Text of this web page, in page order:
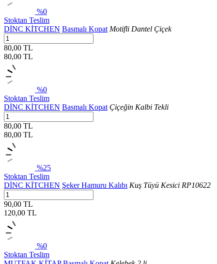
%0
Stoktan Teslim
DİNC KİTCHEN Basmalı Kopat Motifli Dantel Çiçek
80,00 TL
80,00 TL
%0
Stoktan Teslim
DİNC KİTCHEN Basmalı Kopat Çiçeğin Kalbi Tekli
80,00 TL
80,00 TL
%25
Stoktan Teslim
DİNC KİTCHEN Şeker Hamuru Kalıbı Kuş Tüyü Kesici RP10622
90,00 TL
120,00 TL
%0
Stoktan Teslim